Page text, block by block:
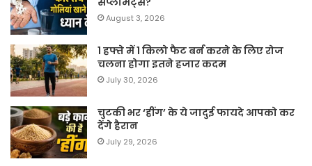
August 3, 2026
1 हफ्ते में 1 किलो फैट बर्न करने के लिए रोज
चलना होगा इतने हजार कदम
July 30, 2026
चुटकी भर ‘हींग’ के ये जादुई फायदे आपको कर
देंगे हैरान
July 29, 2026